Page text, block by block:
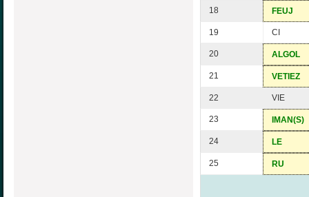
18 FEUJ
19 CI
20 ALGOL
21 VETIEZ
22 VIE
23 IMAN(S)
24 LE
25 RU